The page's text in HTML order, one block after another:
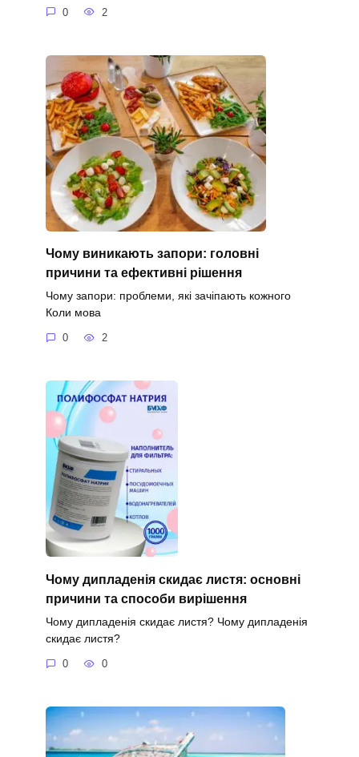
0 2
Чому виникають запори: головні
причини та ефективні рішення
Чому запори: проблеми, які зачіпають кожного
Коли мова
0 2
Чому дипладенія скидає листя: основні
причини та способи вирішення
Чому дипладенія скидає листя? Чому дипладенія
скидає листя?
0 0